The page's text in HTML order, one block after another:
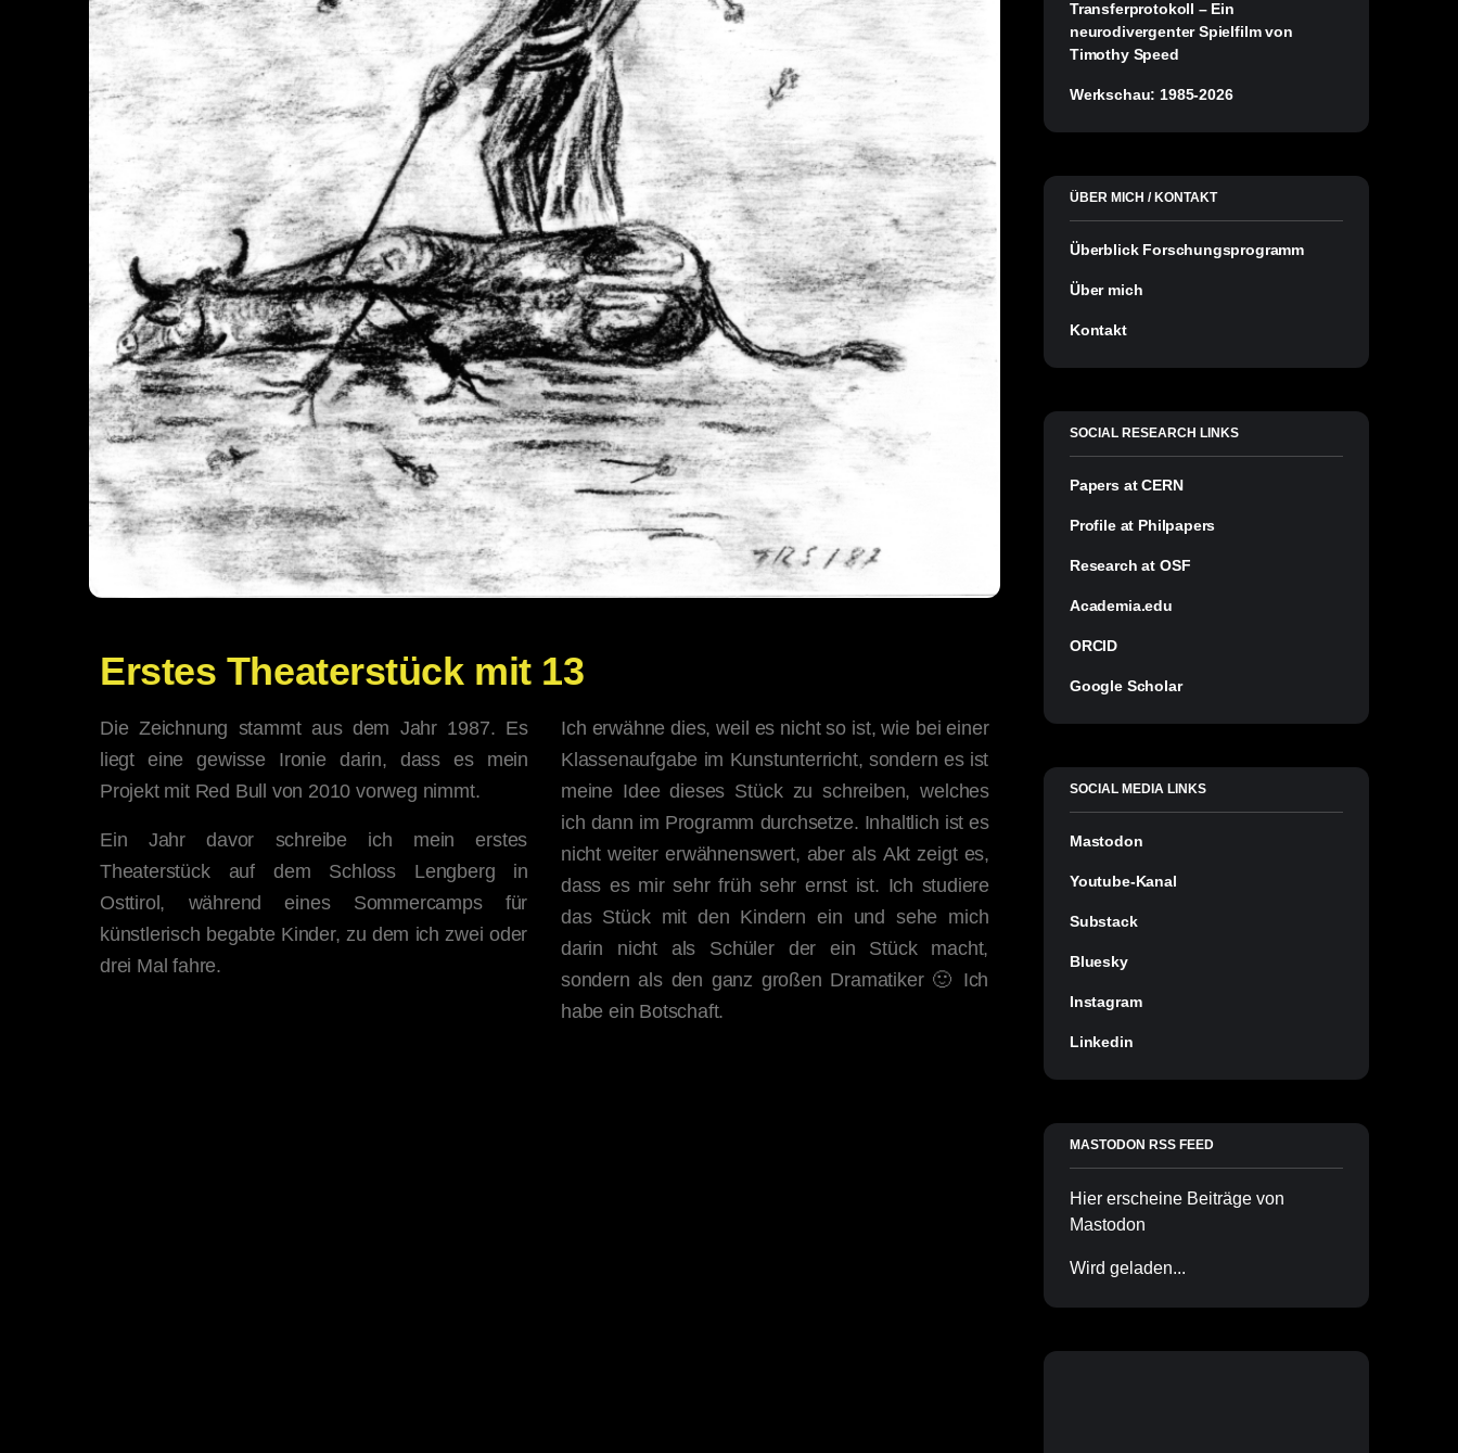
Erstes Theaterstück mit 13
Die Zeichnung stammt aus dem Jahr 1987. Es
liegt eine gewisse Ironie darin, dass es mein
Projekt mit Red Bull von 2010 vorweg nimmt.
Ein Jahr davor schreibe ich mein erstes
Theaterstück auf dem Schloss Lengberg in
Osttirol, während eines Sommercamps für
künstlerisch begabte Kinder, zu dem ich zwei oder
drei Mal fahre.
Ich erwähne dies, weil es nicht so ist, wie bei einer
Klassenaufgabe im Kunstunterricht, sondern es ist
meine Idee dieses Stück zu schreiben, welches
ich dann im Programm durchsetze. Inhaltlich ist es
nicht weiter erwähnenswert, aber als Akt zeigt es,
dass es mir sehr früh sehr ernst ist. Ich studiere
das Stück mit den Kindern ein und sehe mich
darin nicht als Schüler der ein Stück macht,
sondern als den ganz großen Dramatiker 🙂 Ich
habe ein Botschaft.
Transferprotokoll – Ein
neurodivergenter Spielfilm von
Timothy Speed
Werkschau: 1985-2026
ÜBER MICH / KONTAKT
Überblick Forschungsprogramm
Über mich
Kontakt
SOCIAL RESEARCH LINKS
Papers at CERN
Profile at Philpapers
Research at OSF
Academia.edu
ORCID
Google Scholar
SOCIAL MEDIA LINKS
Mastodon
Youtube-Kanal
Substack
Bluesky
Instagram
Linkedin
MASTODON RSS FEED
Hier erscheine Beiträge von
Mastodon
Wird geladen...